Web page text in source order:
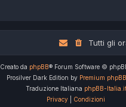
Tutti gli
Creato da phpBB® Forum Software ©
Prosilver Dark Edition by Premium
Traduzione Italiana phpBB-Italia.it
Privacy
Condizioni